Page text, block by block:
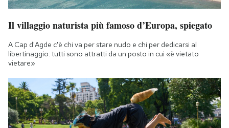
Il villaggio naturista più famoso d’Europa, spiegato
A Cap d'Agde c'è chi va per stare nudo e chi per dedicarsi al
libertinaggio: tutti sono attratti da un posto in cui «è vietato
vietare»